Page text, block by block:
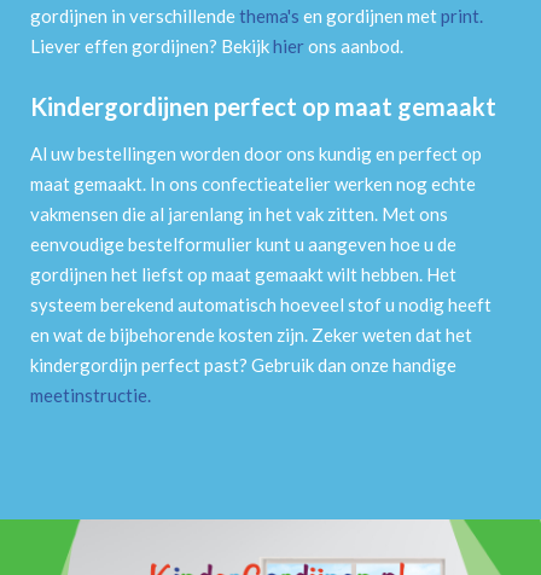
gordijnen in verschillendethema's en gordijnen metprint.
Liever effen gordijnen? Bekijkhierons aanbod.
Kindergordijnen perfect op maat gemaakt
Al uw bestellingen worden door ons kundig en perfect op
maat gemaakt. In ons confectieatelier werken nog echte
vakmensen die al jarenlang in het vak zitten. Met ons
eenvoudige bestelformulier kunt u aangeven hoe u de
gordijnen het liefst op maat gemaakt wilt hebben. Het
systeem berekend automatisch hoeveel stof u nodig heeft
en wat de bijbehorende kosten zijn. Zeker weten dat het
kindergordijn perfect past? Gebruik dan onze handige
meetinstructie.